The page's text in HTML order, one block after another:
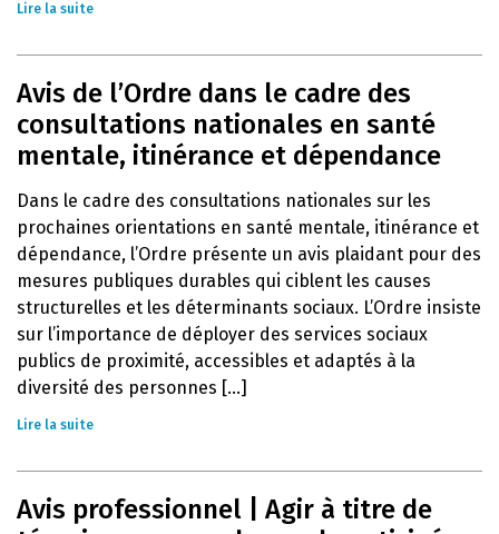
Lire la suite
Avis de l’Ordre dans le cadre des
consultations nationales en santé
mentale, itinérance et dépendance
Dans le cadre des consultations nationales sur les
prochaines orientations en santé mentale, itinérance et
dépendance, l’Ordre présente un avis plaidant pour des
mesures publiques durables qui ciblent les causes
structurelles et les déterminants sociaux. L’Ordre insiste
sur l’importance de déployer des services sociaux
publics de proximité, accessibles et adaptés à la
diversité des personnes [...]
Lire la suite
Avis professionnel | Agir à titre de